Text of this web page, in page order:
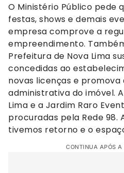
O Ministério Público pede
festas, shows e demais
empresa comprove a
empreendimento.
Prefeitura de Nova Lima
concedidas ao
novas licenças e promova
administrativa do imóvel.
Lima e a Jardim Raro
procuradas pela Rede 98.
tivemos retorno e o
CONTINUA APÓS A